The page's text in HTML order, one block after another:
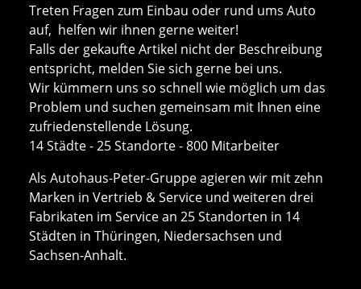
Treten Fragen zum Einbau oder rund ums Auto
auf, helfen wir ihnen gerne weiter!
Falls der gekaufte Artikel nicht der Beschreibung
entspricht, melden Sie sich gerne bei uns.
Wir kümmern uns so schnell wie möglich um das
Problem und suchen gemeinsam mit Ihnen eine
zufriedenstellende Lösung.
14 Städte - 25 Standorte - 800 Mitarbeiter
Als Autohaus-Peter-Gruppe agieren wir mit zehn
Marken in Vertrieb & Service und weiteren drei
Fabrikaten im Service an 25 Standorten in 14
Städten in Thüringen, Niedersachsen und
Sachsen-Anhalt.